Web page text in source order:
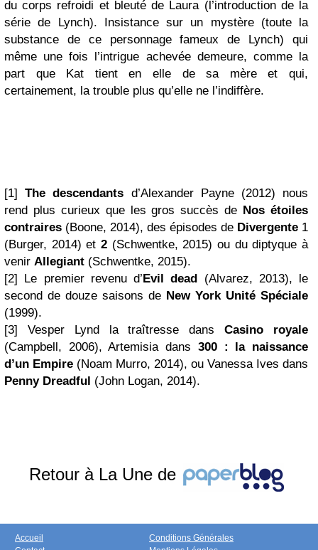
du corps refroidi et bleuté de Laura (l’introduction de la
série de Lynch). Insistance sur un mystère (toute la
substance de ce personnage fameux de Lynch) qui
même une fois l’intrigue achevée demeure, comme la
part que Kat tient en elle de sa mère et qui,
certainement, la trouble plus qu’elle ne l’indiffère.
[1]The descendants d’Alexander Payne (2012) nous
rend plus curieux que les gros succès de Nos étoiles
contraires (Boone, 2014), des épisodes de Divergente 1
(Burger, 2014) et 2 (Schwentke, 2015) ou du diptyque à
venir Allegiant (Schwentke, 2015).
[2] Le premier revenu d’Evil dead (Alvarez, 2013), le
second de douze saisons de New York Unité Spéciale
(1999).
[3] Vesper Lynd la traîtresse dansCasino royale
(Campbell, 2006), Artemisia dans 300 : la naissance
d’un Empire (Noam Murro, 2014), ou Vanessa Ives dans
Penny Dreadful (John Logan, 2014).
Retour à La Une de
Accueil
Conditions Générales